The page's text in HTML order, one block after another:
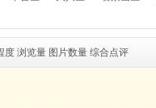
度 浏览量 图片数量 综合点评